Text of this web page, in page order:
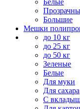
Большие
Мешки
до 10 кг
до 25 кг
до 50 кг
Зеленые
Белые
Для муки
Для сахара
С